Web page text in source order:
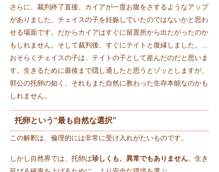
さらに、裁判終了直後、カイアが一度お腹をさするようなアップ
がありました。チェイスの子を妊娠していたのではないかと思わ
せる場面です。だからカイアはすぐに留置所から出たがったのか
もしれません。そして裁判後、すぐにテイトと復縁しました。…
おそらくチェイスの子は、テイトの子として産んだのだと思いま
す。生きるために最後まで隠し通したと思うとゾッとしますが、
郭公の托卵の如く、それもまた自然に教わった生存本能なのかも
しれません。
托卵という“最も自然な選択”
この解釈は、倫理的には非常に受け入れがたいものです。
しかし自然界では、托卵は珍しくも、異常でもありません。生き